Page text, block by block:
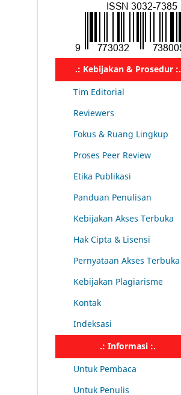
.: Kebijakan & Prosedur :.
Tim Editorial
Reviewers
Fokus & Ruang Lingkup
Proses Peer Review
Etika Publikasi
Panduan Penulisan
Kebijakan Akses Terbuka
Hak Cipta & Lisensi
Pernyataan Akses Terbuka
Kebijakan Plagiarisme
Kontak
Indeksasi
.: Informasi :.
Untuk Pembaca
Untuk Penulis